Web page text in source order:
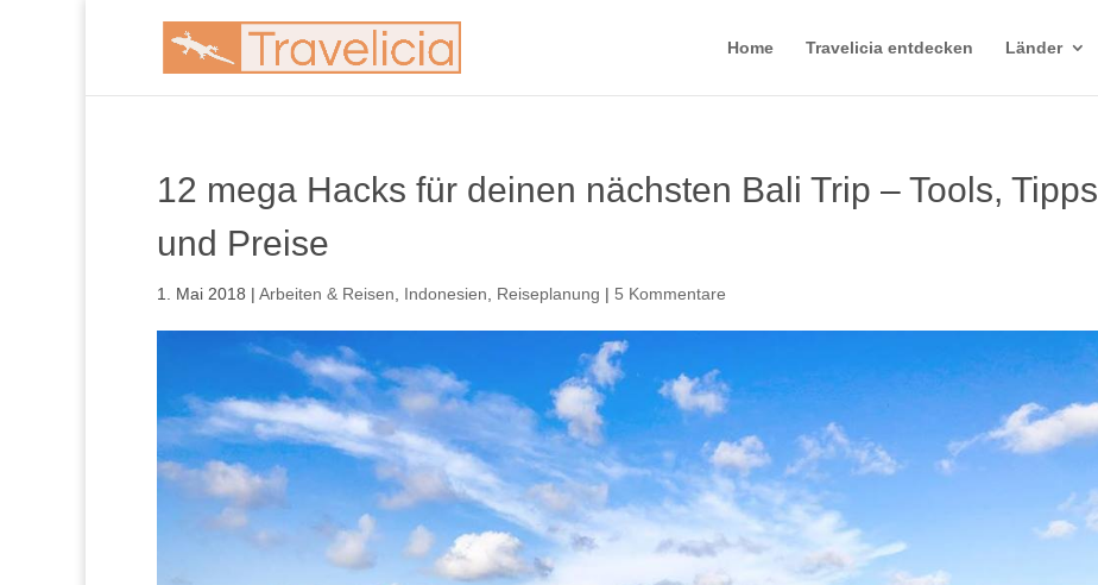
Home Travelicia entdecken Länder
12 mega Hacks für deinen nächsten Bali Trip – Tools, Tipps
und Preise
1. Mai 2018 | Arbeiten & Reisen Indonesien Reiseplanung | 5 Kommentare